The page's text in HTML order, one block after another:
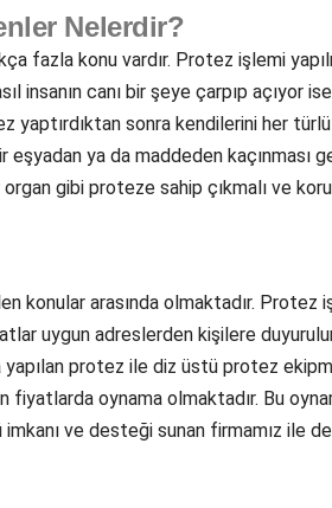
Nelerdir?
fazla konu vardır. Protez işlemi
insanın canı bir şeye çarpıp açıyor
yaptırdıktan sonra kendilerini her türlü
eşyadan ya da maddeden kaçınması
gibi proteze sahip çıkmalı ve
konular arasında olmaktadır. Protez
uygun adreslerden kişilere
protez ile diz üstü protez
fiyatlarda oynama olmaktadır. Bu
ve desteği sunan firmamız ile